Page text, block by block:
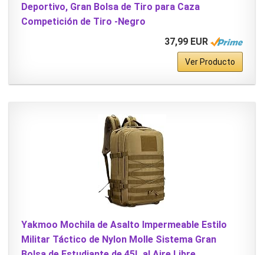
Deportivo, Gran Bolsa de Tiro para Caza
Competición de Tiro -Negro
37,99 EUR
Ver Producto
Yakmoo Mochila de Asalto Impermeable Estilo
Militar Táctico de Nylon Molle Sistema Gran